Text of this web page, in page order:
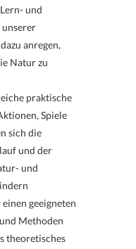
und
unserer
anregen,
Natur zu
praktische
Spiele
sich die
und der
und
geeigneten
Methoden
theoretisches